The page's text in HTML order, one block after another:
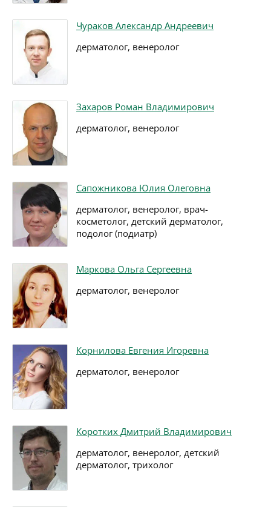
Чураков Александр Андреевич
дерматолог, венеролог
Захаров Роман Владимирович
дерматолог, венеролог
Сапожникова Юлия Олеговна
дерматолог, венеролог, врач-
косметолог, детский дерматолог,
подолог (подиатр)
Маркова Ольга Сергеевна
дерматолог, венеролог
Корнилова Евгения Игоревна
дерматолог, венеролог
Коротких Дмитрий Владимирович
дерматолог, венеролог, детский
дерматолог, трихолог